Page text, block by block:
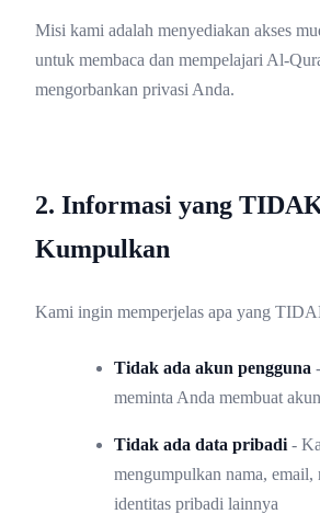
Misi kami adalah menyediakan akses
untuk membaca dan mempelajari Al-
mengorbankan privasi Anda.
2. Informasi yang
Kumpulkan
Kami ingin memperjelas apa yang
Tidak ada akun pengguna
meminta Anda membuat
Tidak ada data pribadi -
mengumpulkan nama, email,
identitas pribadi lainnya